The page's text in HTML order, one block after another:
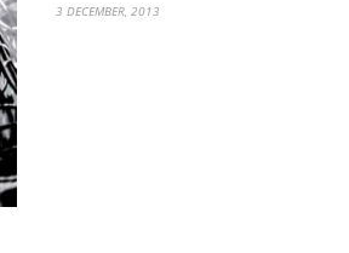
3 DECEMBER, 2013